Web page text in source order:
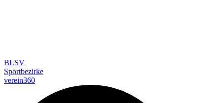
BLSV
Sportbezirke
verein360